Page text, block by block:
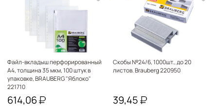
Файл-вкладыш перфорированный
А4, толщина 35 мкм, 100 штук в
упаковке, BRAUBERG "Яблоко"
221710
614,06
Скобы №24/6, 1000шт., до 20
листов. Brauberg 220950
39,45